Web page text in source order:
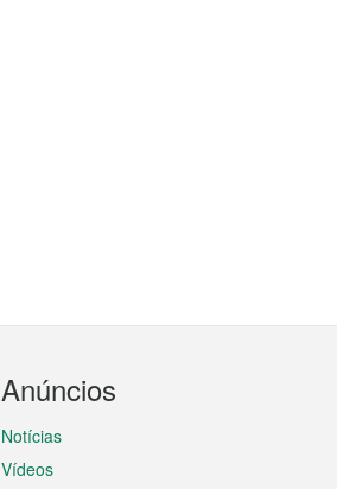
Anúncios
Notícias
Vídeos